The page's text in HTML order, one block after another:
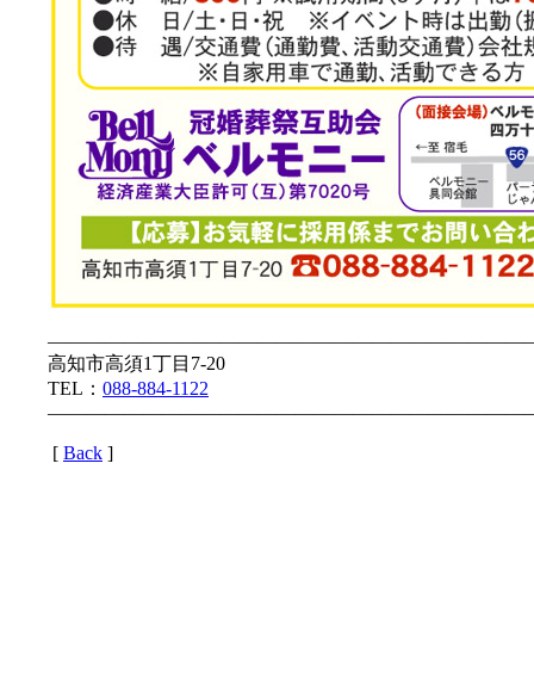
高知市高須1丁目7-20
TEL： 088-884-1122
[ Back ]